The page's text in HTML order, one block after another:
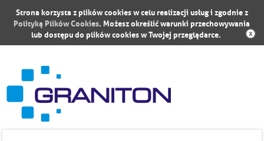
Strona korzysta z plików cookies w celu realizacji usług i zgodnie z
Polityką Plików Cookies. Możesz określić warunki przechowywania
lub dostępu do plików cookies w Twojej przeglądarce.